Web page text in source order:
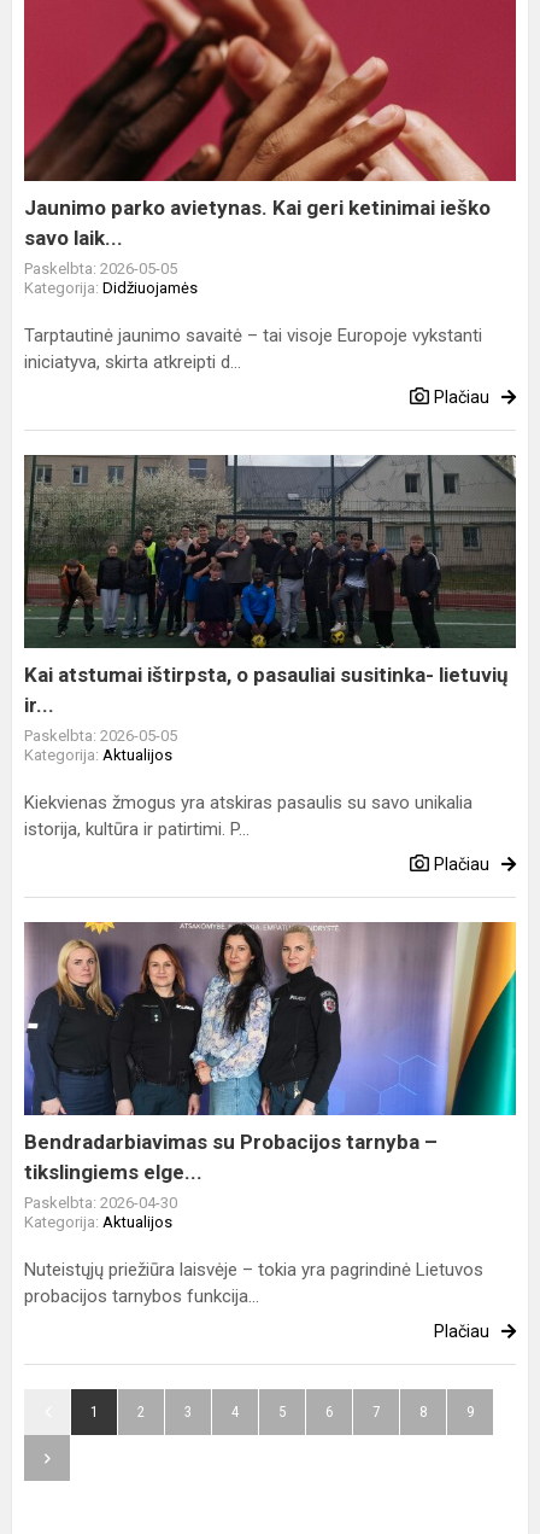
geri
ketinimai
ieško
savo
laik...
Jaunimo parko avietynas. Kai geri ketinimai ieško
savo laik...
Paskelbta: 2026-05-05
Kategorija: Didžiuojamės
Tarptautinė jaunimo savaitė – tai visoje Europoje vykstanti
iniciatyva, skirta atkreipti d...
Plačiau
Kai
atstumai
ištirpsta,
o
pasauliai
susitinka-
lietuvių
ir...
Kai atstumai ištirpsta, o pasauliai susitinka- lietuvių
ir...
Paskelbta: 2026-05-05
Kategorija: Aktualijos
Kiekvienas žmogus yra atskiras pasaulis su savo unikalia
istorija, kultūra ir patirtimi. P...
Plačiau
Bendradarbiavimas
Probacijos
tarnyba
–
tikslingiems
elge...
Bendradarbiavimas su Probacijos tarnyba –
tikslingiems elge...
Paskelbta: 2026-04-30
Kategorija: Aktualijos
Nuteistųjų priežiūra laisvėje – tokia yra pagrindinė Lietuvos
probacijos tarnybos funkcija...
Plačiau
1 2 3 4 5 6 7 8 9